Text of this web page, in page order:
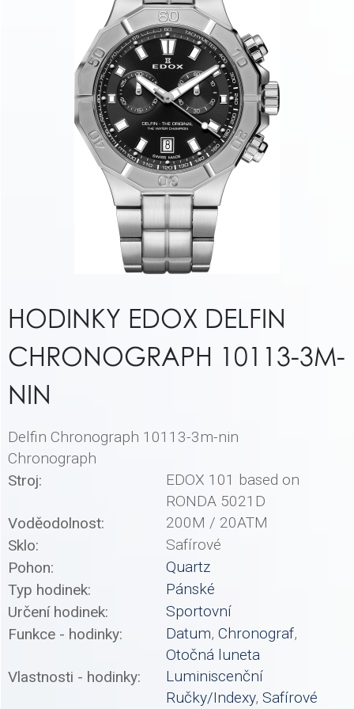
HODINKY EDOX DELFIN
CHRONOGRAPH 10113-3M-
NIN
Delfin Chronograph 10113-3m-nin
Chronograph
Stroj:
EDOX 101 based on
RONDA 5021D
Voděodolnost:
200M / 20ATM
Sklo:
Safírové
Pohon:
Quartz
Typ hodinek:
Pánské
Určení hodinek:
Sportovní
Funkce - hodinky:
Datum, Chronograf,
Otočná luneta
Vlastnosti - hodinky:
Luminiscenční
Ručky/Indexy, Safírové